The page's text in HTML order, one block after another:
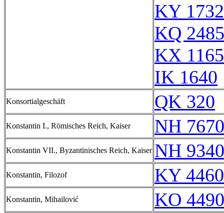
KY 1732
KQ 2485
KX 1165
IK 1640
Konsortialgeschäft QK 320
Konstantin I., Römisches Reich, Kaiser NH 7670
Konstantin VII., Byzantinisches Reich, Kaiser NH 9340
Konstantin, Filozof KY
Konstantin, Mihailović KO